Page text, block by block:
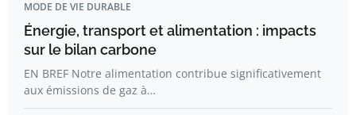
MODE DE VIE DURABLE
Énergie, transport et alimentation : impacts
sur le bilan carbone
EN BREF Notre alimentation contribue significativement
aux émissions de gaz à…